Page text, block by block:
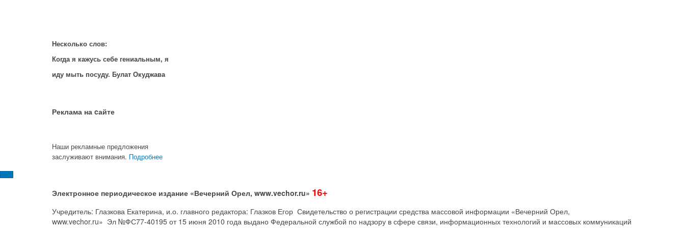
Несколько слов:
Когда я кажусь себе гениальным, я
иду мыть посуду. Булат Окуджава
Реклама на cайте
Наши рекламные предложения
заслуживают внимания. Подробнее
Электронное периодическое издание «Вечерний Орел, www.vechor.ru» 16+
Учредитель: Глазкова Екатерина, и.о. главного редактора: Глазков Егор Свидетельство о регистрации средства массовой информации «Вечерний Орел,
www.vechor.ru» Эл №ФС77-40195 от 15 июня 2010 года выдано Федеральной службой по надзору в сфере связи, информационных технологий и массовых коммуникаций